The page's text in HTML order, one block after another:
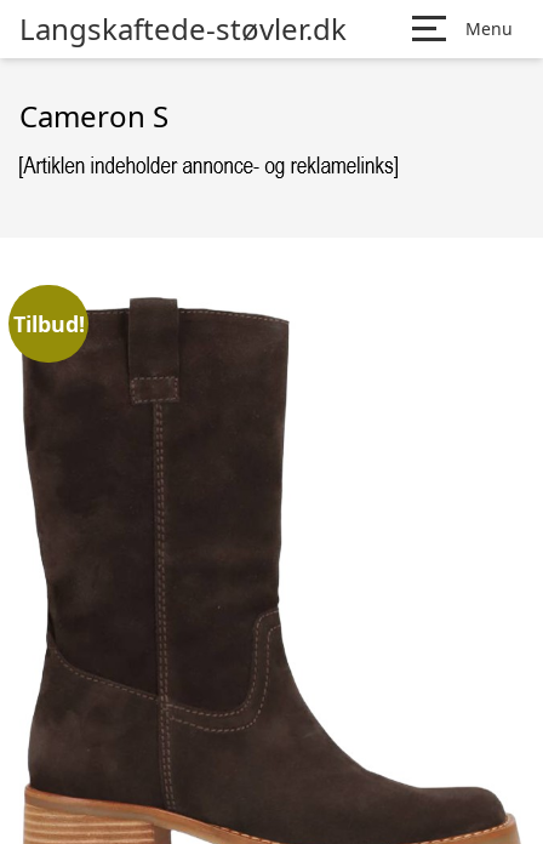
Langskaftede-støvler.dk Menu
Cameron S
Tilbud!